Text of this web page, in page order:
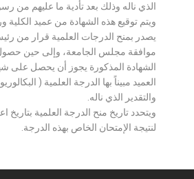
الذي ناله وذلك بعد تأدية ما عليهم من
ويتم توقيع هذه الشهادة من عميد الكلية
يصدر بمنح الدرجات العلمية قرار من
موافقة مجلس الجامعة، وإلى حين
الشهادة المذكورة يجوز أن يحصل على
العميد مبيناً بها الدرجة العلمية (
والتقدير الذي ناله.
ويتحدد تاريخ منح الدرجة العلمية بتاريخ
لنتيجة الإمتحان الخاص بهذه الدرجة.